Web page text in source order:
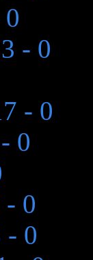
- 0
- 0
0
- 0
- 0